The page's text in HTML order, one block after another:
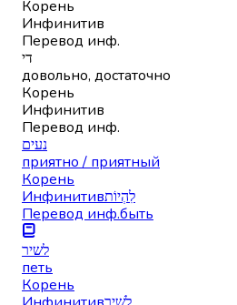
Корень
Инфинитив
Перевод инф.
די
довольно, достаточно
Корень
Инфинитив
Перевод инф.
נעים
приятно / приятный
Корень
Инфинитивלִהְיוֹת
Перевод инф.быть
לשיר
петь
Корень